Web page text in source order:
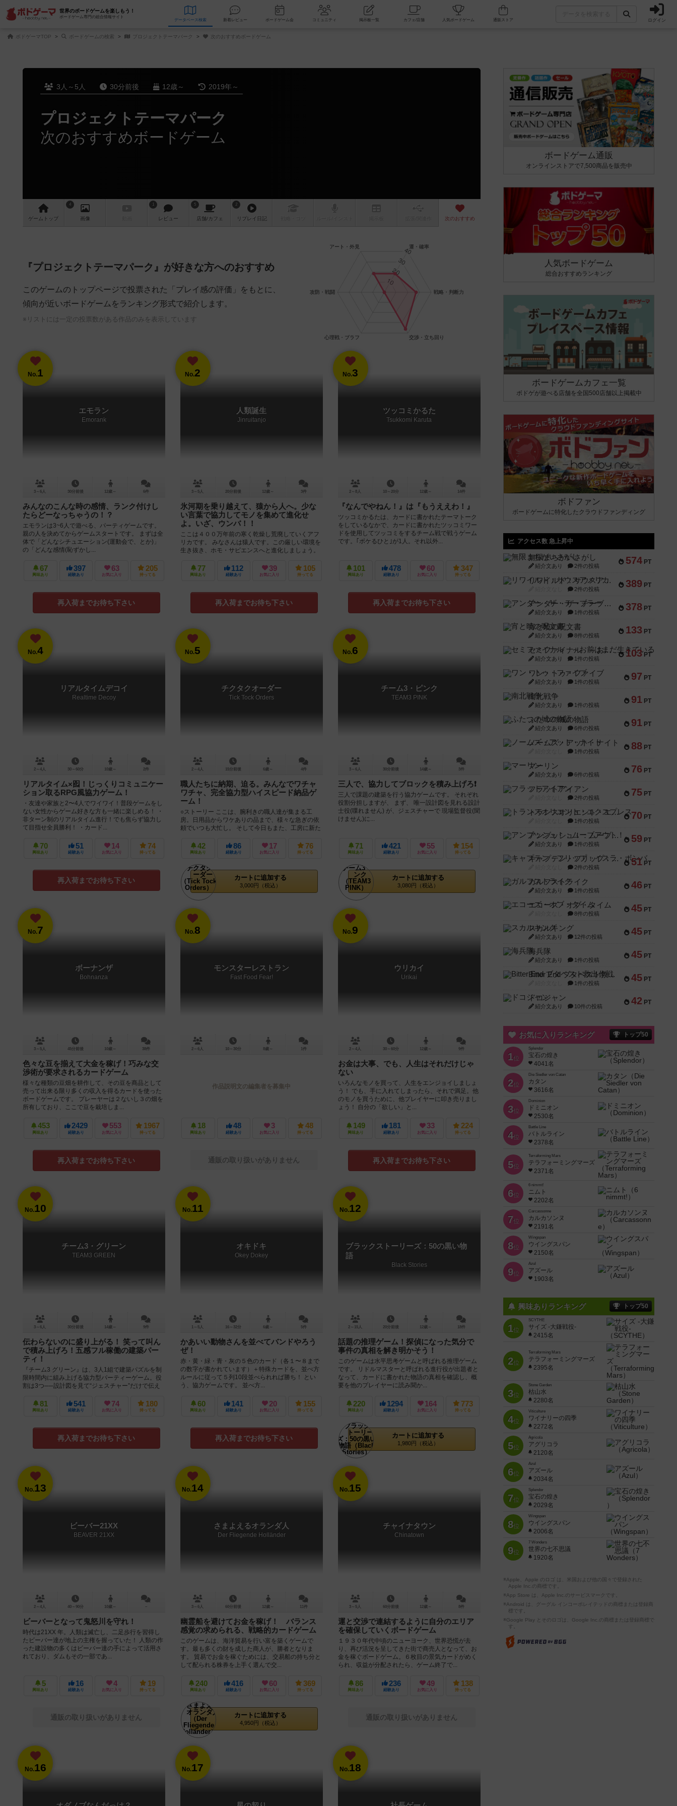
世界のボードゲームを楽しもう！
ボードゲーム専門の総合情報サイト
データベース 検索 新着レビュー ボードゲーム会 コミュニティ 掲示板一覧 カフェ/店舗 人気ボードゲーム ログイン
ボドゲーマTOP ボードゲームの検索 プロジェクトテーマパーク 次のおすすめボードゲーム
3人～5人 30分前後 12歳～ 2019年～
プロジェクトテーマパーク
次のおすすめボードゲーム
ゲーム トップ
4
画像
1
レビュー
5
店舗/カフェ
2
リプレイ 日記 次のおすすめ
『プロジェクトテーマパーク』が好きな方へのおすすめ
このゲームのトップページで投票された「プレイ感の評価」をもとに、
傾向が近いボードゲームをランキング形式で紹介します。
※リストには一定の投票数がある作品のみを表示しています
No.1
エモラン
Emorank
3～6人 30分前後 12歳～ 6件
みんなのこんな時の感情、ランク付けし
たらどーなっちゃうの！？
エモランは3~6人で遊べる、パーティゲームです。
親の人を決めてからゲームスタートです。 まずは全
体で「どんなシチュエーション(運動会で、とか)」
の「どんな感情(恥ずかし...
67
興味あり
397
経験あり
63
お気に入り
205
持ってる
再入荷までお待ち下さい
No.2
人類誕生
Jinruitanjo
3～5人 20分前後 12歳～ 3件
氷河期を乗り越えて、猿から人へ。少な
い言葉で協力してモノを集めて進化せ
よ。いざ、ウンバ！！
ここは４００万年前の寒く乾燥し荒廃していくアフ
リカです。 みなさんは猿人です。この厳しい環境を
生き抜き、ホモ・サピエンスへと進化しましょう。
77
興味あり
112
経験あり
39
お気に入り
105
持ってる
再入荷までお待ち下さい
No.3
ツッコミかるた
Tsukkomi Karuta
2～8人 10～20分 12歳～ 14件
『なんでやねん！』は『もうええわ！』
ツッコミかるたは、カードに書かれたテーマトーク
をしているなかで、カードに書かれたツッコミワー
ドを使用してツッコミをするチーム戦で戦うゲーム
です。｢ボケるひと｣が1人。それ以外...
101
興味あり
478
経験あり
60
お気に入り
347
持ってる
再入荷までお待ち下さい
No.4
リアルタイムデコイ
Realtime Decoy
2～4人 30～60分 10歳～ 2件
リアルタイム×囮！じっくりコミュニケー
ション取るRPG風協力ゲーム！
・友達や家族と2〜4人でワイワイ！普段ゲームをし
ない女性からゲーム好きな方も一緒に楽しめる！ ・
非ターン制のリアルタイム進行！でも焦らず協力し
て目指せ全員勝利！ ・カード...
70
興味あり
51
経験あり
14
お気に入り
74
持ってる
再入荷までお待ち下さい
No.5
チクタクオーダー
Tick Tock Orders
2～4人 15分前後 6歳～ 4件
職人たちに納期、迫る。みんなでワチャ
ワチャ、完全協力型ハイスピード納品ゲ
ーム！
○ストーリー ここは、腕利きの職人達が集まる工
房。日用品からワケありの品まで、様々な急ぎの依
頼でいつも大忙し。 そして今日もまた、工房に新た
42
興味あり
86
経験あり
17
お気に入り
76
持ってる
カートに追加する
3,000円（税込）
No.6
チーム3・ピンク
TEAM3 PINK
3～6人 30分前後 14歳～ 3件
三人で、協力してブロックを積み上げろ❗
三人で課題の建築を行う協力ゲームです。 それぞれ
役割分担しますが、 まず、 唯一設計図を見れる設計
士役(喋れません) が、ジェスチャーで 現場監督役(聞
けません)に...
71
興味あり
421
経験あり
55
お気に入り
154
持ってる
カートに追加する
3,080円（税込）
No.7
ボーナンザ
Bohnanza
3～5人 45分前後 10歳～ 38件
色々な豆を揃えて大金を稼げ！巧みな交
渉術が要求されるカードゲーム
様々な種類の豆畑を耕作して、その豆を商品として
売って出来る限り多くの収入を得るカードを使った
ボードゲームです。 プレーヤーは２ないし３の畑を
所有しており、ここで豆を栽培しま...
453
興味あり
2429
経験あり
553
お気に入り
1967
持ってる
再入荷までお待ち下さい
No.8
モンスターレストラン
Fast Food Fear!
2～6人 10～30分 8歳～ 1件
作品説明文の編集者を募集中
18
興味あり
48
経験あり
3
お気に入り
48
持ってる
通販の取り扱いがありません
No.9
ウリカイ
Urikai
2～4人 30～60分 12歳～ 9件
お金は大事、でも、人生はそれだけじゃ
ない
いろんなモノを買って、人生をエンジョイしましょ
う！ でも、手に入れてしまったら、それで満足。他
のモノを買うために、他プレイヤーに叩き売りまし
ょう！ 自分の「欲しい」と...
149
興味あり
181
経験あり
33
お気に入り
224
持ってる
再入荷までお待ち下さい
No.10
チーム3・グリーン
TEAM3 GREEN
3～6人 30分前後 14歳～ 9件
伝わらないのに盛り上がる！ 笑って叫ん
で積み上げろ！五感フル稼働の建築パー
ティ！
『チーム3 グリーン』は、3人1組で建築パズルを制
限時間内に組み上げる協力型パーティーゲーム。役
割は3つ──設計図を見て“ジェスチャー”だけで伝え
81
興味あり
541
経験あり
74
お気に入り
180
持ってる
再入荷までお待ち下さい
No.11
オキドキ
Okey Dokey
1～5人 16～32分 6歳～ 5件
かあいい動物さんを並べてバンドやろう
ぜ！
赤・黄・緑・青・灰の５色のカード（各１〜８まで
の数字が書かれています）＋特殊カードを、並べ方
ルールに従って５列10段並べられれば勝ち！ とい
う、協力ゲームです。 並べ方...
60
興味あり
141
経験あり
20
お気に入り
155
持ってる
再入荷までお待ち下さい
No.12
ブラックストーリーズ：50の黒い物
語
Black Stories
2～15人 20分前後 12歳～ 18件
話題の推理ゲーム！探偵になった気分で
事件の真相を解き明かそう！
このゲームは水平思考ゲームと呼ばれる推理ゲーム
です。 リドルマスターと呼ばれる進行役が出題者と
なって、カードに書かれた物語の真相を確認し、概
要を他のプレイヤーに読み聞か...
220
興味あり
1294
経験あり
164
お気に入り
773
持ってる
カートに追加する
1,980円（税込）
No.13
ビーバー21XX
BEAVER 21XX
2～4人 40～90分 10歳～ －
ビーバーとなって鬼怒川を守れ！
時代は21XX 年。人類は滅亡し、二足歩行を習得し
たビーバー達が地上の主権を握っていた！ 人類の作
った建設物の多くはビーバー達の手によって活用さ
れており、ダムもその一部であ...
5
興味あり
16
経験あり
4
お気に入り
19
持ってる
通販の取り扱いがありません
No.14
さまよえるオランダ人
Der Fliegende Holländer
3～6人 60分前後 12歳～ 11件
幽霊船を避けてお金を稼げ！ バランス
感覚の求められる、戦略的カードゲーム
このゲームは、海洋貿易を行い富を築くゲームで
す。最も多くの財を成した商人が、勝者となりま
す。 貿易でお金を稼ぐためには、交易船の持ち分と
して配られる株券を上手く選んで交...
240
興味あり
416
経験あり
60
お気に入り
369
持ってる
カートに追加する
4,950円（税込）
No.15
チャイナタウン
Chinatown
3～5人 60分前後 12歳～ 8件
運と交渉で連結するように自分のエリア
を確保していくボードゲーム
１９３０年代中頃のニューヨーク、世界恐慌が去
り、再び活況を呈してきた街で商売人となって、お
金を稼ぐボードゲーム。６枚目の景気カードがめく
られ、収益が分配されたら、ゲーム終了で...
86
興味あり
236
経験あり
49
お気に入り
138
持ってる
通販の取り扱いがありません
No.16 No.17 No.18
ボードゲーム通販
オンラインストアで7,500商品を販売中
人気ボードゲーム
総合おすすめランキング
ボードゲームカフェ一覧
ボドゲが遊べる店舗を全国500店舗以上掲載中
ボドファン
ボードゲームに特化したクラウドファンディング
アクセス数 急上昇中
574 PT
無限まちがいさがし
紹介文あり 2件の投稿
389 PT
リワイルド：サウスアメリカ
2件の投稿
378 PT
アンダー・ザ・テーブラー
紹介文あり 1件の投稿
133 PT
宵と暁の呪文書
紹介文あり 8件の投稿
103 PT
セミファイナル ～お前はまだ生きている～
紹介文あり 1件の投稿
97 PT
ワン・トゥ・ファイブ
紹介文あり 1件の投稿
91 PT
南北戦争
紹介文あり 1件の投稿
91 PT
ふたつの城の物語
紹介文あり 6件の投稿
88 PT
ノームズ・アット・ナイト
1件の投稿
76 PT
マーリン
紹介文あり 6件の投稿
75 PT
フラットアイアン
2件の投稿
70 PT
トランスオリエント・エクスプレス
1件の投稿
59 PT
アンブッシュ！：ムーブアウト！
紹介文あり 1件の投稿
51 PT
キャプテン・フリップ：イスラ・ボンバ
2件の投稿
46 PT
ガルフストライク
紹介文あり 1件の投稿
45 PT
エコーズ・オブ・タイム
8件の投稿
45 PT
スカルキング
紹介文あり 12件の投稿
45 PT
海兵隊
紹介文あり 1件の投稿
45 PT
Bitter End ブタペスト救出作戦
1件の投稿
42 PT
ドコジャン
紹介文あり 10件の投稿
お気に入りランキング トップ50
1位
Splendor
宝石の煌き
4041名
2位
Die Siedler von Catan
カタン
3616名
3位
Dominion
ドミニオン
2530名
4位
Battle Line
バトルライン
2378名
5位
Terraforming Mars
テラフォーミングマーズ
2371名
6位
6 nimmt!
ニムト
2202名
7位
Carcassonne
カルカソンヌ
2191名
8位
Wingspan
ウイングスパン
2150名
9位
Azul
アズール
1903名
興味ありランキング トップ50
1位
SCYTHE
サイズ -大鎌戦役-
2415名
2位
Terraforming Mars
テラフォーミングマーズ
2395名
3位
Stone Garden
枯山水
2280名
4位
Viticulture
ワイナリーの四季
2272名
5位
Agricola
アグリコラ
2120名
6位
Azul
アズール
2034名
7位
Splendor
宝石の煌き
2029名
8位
Wingspan
ウイングスパン
2006名
9位
7 Wonders
世界の七不思議
1920名
※Apple、Apple のロゴ は、米国および他の国々で登録された
Apple Inc.の商標です。
※App Store は、Apple Inc.のサービスマークです。
※Android は、グーグル インコーポレイテッドの商標または登録商
標です。
※Google Play とそのロゴは、Google Inc.の商標または登録商標で
す。